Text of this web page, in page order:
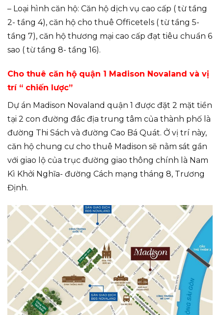
– Loại hình căn hộ: Căn hộ dịch vụ cao cấp ( từ tầng
2- tầng 4), căn hộ cho thuê Officetels ( từ tầng 5-
tầng 7), căn hộ thương mại cao cấp đạt tiêu chuẩn 6
sao ( từ tầng 8- tầng 16).
Cho thuê căn hộ quận 1 Madison Novaland và vị
trí “ chiến lược”
Dự án Madison Novaland quận 1 được đặt 2 mặt tiền
tại 2 con đường đắc địa trung tâm của thành phố là
đường Thi Sách và đường Cao Bá Quát. Ở vị trí này,
căn hộ chung cư cho thuê Madison sẽ nằm sát gần
với giao lộ của trục đường giao thông chính là Nam
Kì Khởi Nghĩa- đường Cách mạng tháng 8, Trương
Định.